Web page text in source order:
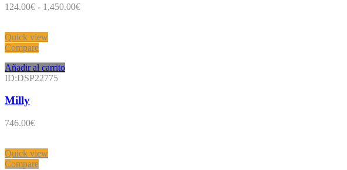
124.00€ - 1,450.00€Rango
Quick view
Compare
Añadir al carrito
ID:DSP22775
Milly
746.00€
Quick view
Compare